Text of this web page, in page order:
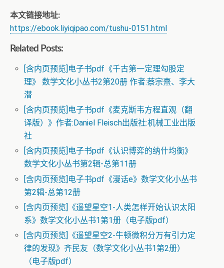
本文链接地址:
https://ebook.liyiqipao.com/tushu-0151.html
Related Posts:
[含内页预览]电子书pdf《千古第一定理勾股定
理》 数学文化小丛书2第20册 作者:蔡宗熹、李大
潜
[含内页预览]电子书pdf《麦克斯韦方程直观（翻
译版）》作者:Daniel Fleisch出版社:机械工业出版
社
[含内页预览]电子书pdf《认识博弈的纳什均衡》
数学文化小丛书第2辑-总第11册
[含内页预览]电子书pdf《漫话e》数学文化小丛书
第2辑-总第12册
[含内页预览]《遥望星空1-人类怎样开始认识太阳
系》数学文化小丛书1第1册（电子版pdf）
[含内页预览]《遥望星空2-牛顿微积分万有引力定
律的发现》齐民友（数学文化小丛书1第2册）
（电子版pdf）